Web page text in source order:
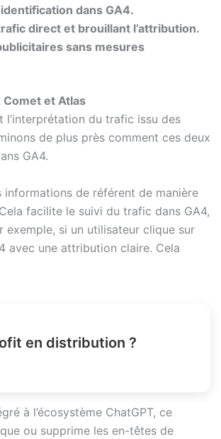
dans GA4.
direct et brouillant l’attribution.
sans mesures
et Atlas
du trafic issu des
de plus près comment ces deux
GA4.
de référent de manière
facilite le suivi du trafic dans GA4,
exemple, si un utilisateur clique sur
avec une attribution claire. Cela
en distribution ?
à l’écosystème ChatGPT, ce
ou supprime les en-têtes de